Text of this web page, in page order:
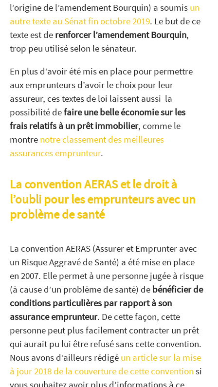
l’origine de l’amendement Bourquin) a soumis un
autre texte au Sénat fin octobre 2019. Le but de ce
texte est de renforcer l’amendement Bourquin,
trop peu utilisé selon le sénateur.
En plus d’avoir été mis en place pour permettre
aux emprunteurs d’avoir le choix pour leur
assureur, ces textes de loi laissent aussi la
possibilité defaire une belle économie sur les
frais relatifs à un prêt immobilier, comme le
montre notre classement des meilleures
assurances emprunteur.
La convention AERAS et le droit à
l’oubli pour les emprunteurs avec un
problème de santé
La convention AERAS (Assurer et Emprunter avec
un Risque Aggravé de Santé) a été mise en place
en 2007. Elle permet à une personne jugée à risque
(à cause d’un problème de santé) de bénéficier de
conditions particulières par rapport à son
assurance emprunteur. De cette façon, cette
personne peut plus facilement contracter un prêt
qui aurait pu lui être refusé sans cette convention.
Nous avons d’ailleurs rédigé un article sur la mise
à jour 2018 de la couverture de cette convention si
vous souhaitez avoir plus d’informations à ce